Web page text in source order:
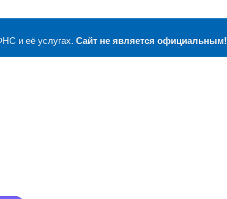
и её услугах. Сайт не является официальным!